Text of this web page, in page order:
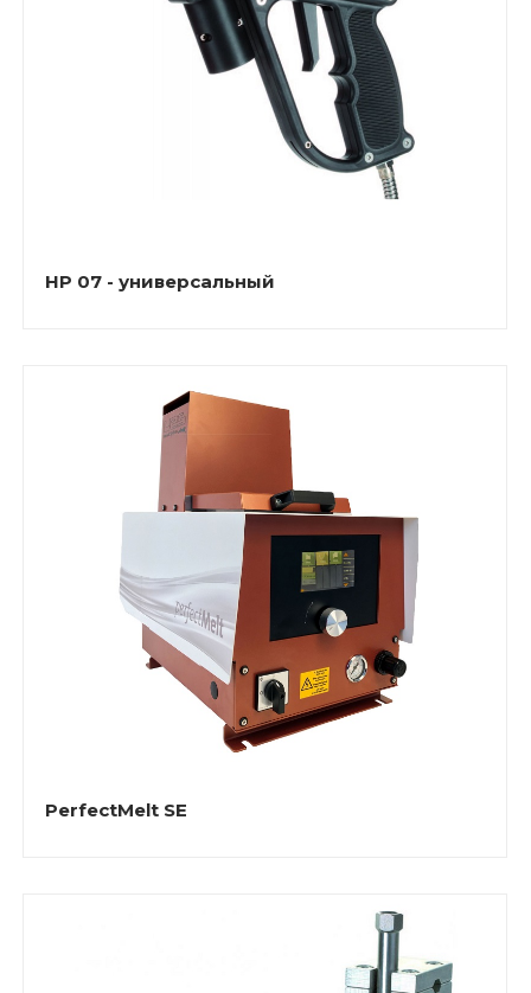
HP 07 - универсальный
PerfectMelt SE